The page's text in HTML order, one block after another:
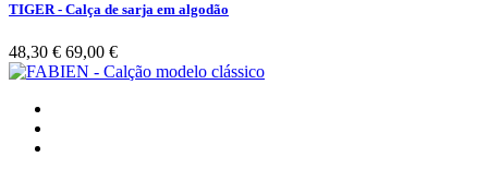
TIGER - Calça de sarja em algodão
48,30 € 69,00 €